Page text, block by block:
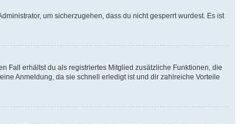
um sicherzugehen, dass du nicht gesperrt wurdest. Es ist
Fall erhältst du als registriertes Mitglied zusätzliche Funktionen, die
Anmeldung, da sie schnell erledigt ist und dir zahlreiche Vorteile